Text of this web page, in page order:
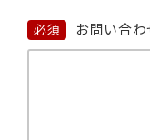
必須 お問い合わ